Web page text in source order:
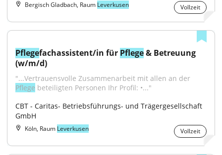
Bergisch Gladbach, Raum Leverkusen Vollzeit
Pflegefachassistent/in für Pflege & Betreuung
(w/m/d)
Pflege beteiligten Personen Ihr Profil: •..."
CBT - Caritas- Betriebsführungs- und Trägergesellschaft
GmbH
Köln, Raum Leverkusen Vollzeit